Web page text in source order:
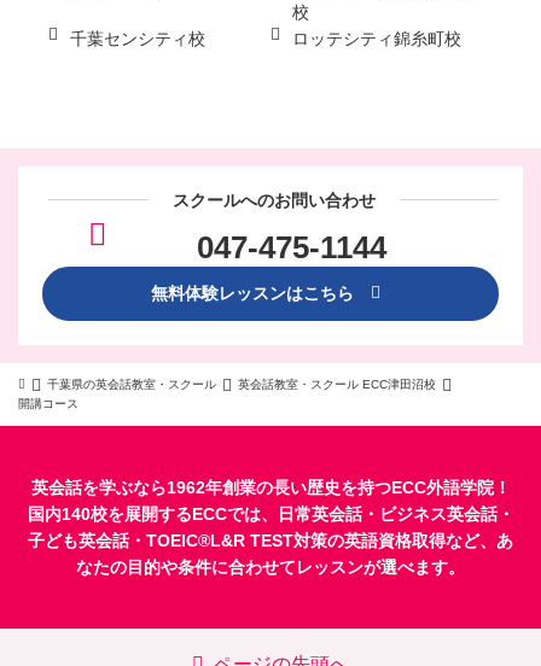
校
千葉センシティ校
ロッテシティ錦糸町校
スクールへのお問い合わせ
047-475-1144
無料体験レッスンはこちら
千葉県の英会話教室・スクール
英会話教室・スクール ECC津田沼校
開講コース
英会話を学ぶなら1962年創業の長い歴史を持つECC外語学院！
国内140校を展開するECCでは、
日常英会話・ ビジネス英会話・
子ども英会話・ TOEIC®L&R TEST対策の英語資格取得など、あ
なたの目的や条件に合わせてレッスンが選べます。